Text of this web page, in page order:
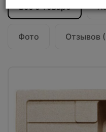
Все о товаре
Фото Отзывов